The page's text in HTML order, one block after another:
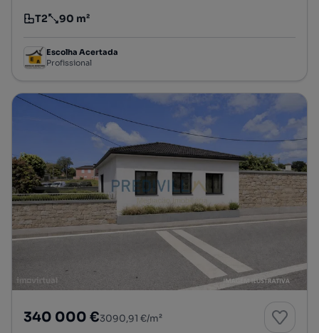
Tipologia
T2
Preço por metro quadrado
90 m²
Escolha Acertada
Profissional
340 000 €3090,91 €/m²